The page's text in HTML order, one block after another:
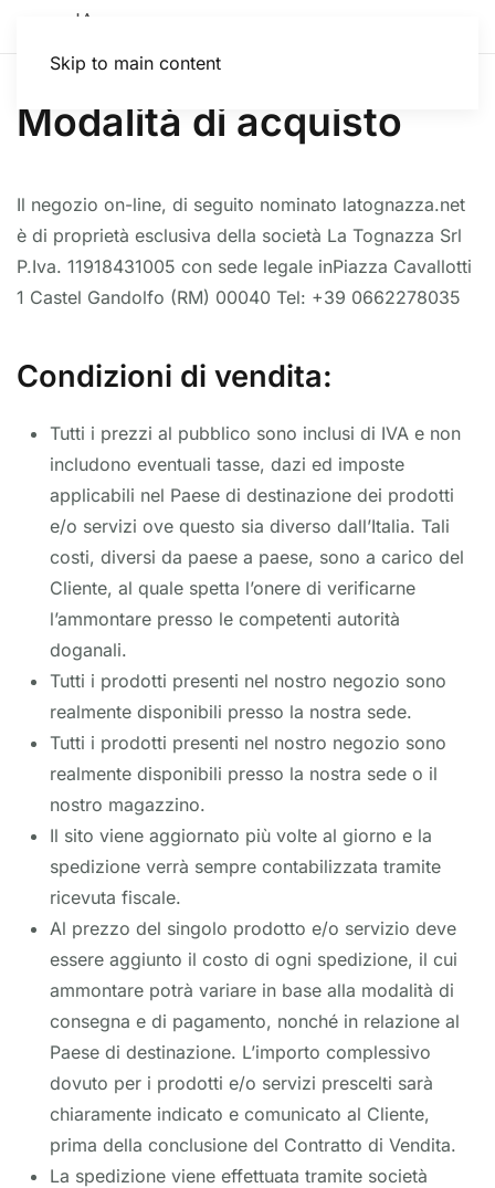
Skip to main content
Modalità di acquisto
Il negozio on-line, di seguito nominato latognazza.net
è di proprietà esclusiva della società La Tognazza Srl
P.Iva. 11918431005 con sede legale inPiazza Cavallotti
1 Castel Gandolfo (RM) 00040 Tel: +39 0662278035
Condizioni di vendita:
Tutti i prezzi al pubblico sono inclusi di IVA e non
includono eventuali tasse, dazi ed imposte
applicabili nel Paese di destinazione dei prodotti
e/o servizi ove questo sia diverso dall’Italia. Tali
costi, diversi da paese a paese, sono a carico del
Cliente, al quale spetta l’onere di verificarne
l’ammontare presso le competenti autorità
doganali.
Tutti i prodotti presenti nel nostro negozio sono
realmente disponibili presso la nostra sede.
Tutti i prodotti presenti nel nostro negozio sono
realmente disponibili presso la nostra sede o il
nostro magazzino.
Il sito viene aggiornato più volte al giorno e la
spedizione verrà sempre contabilizzata tramite
ricevuta fiscale.
Al prezzo del singolo prodotto e/o servizio deve
essere aggiunto il costo di ogni spedizione, il cui
ammontare potrà variare in base alla modalità di
consegna e di pagamento, nonché in relazione al
Paese di destinazione. L’importo complessivo
dovuto per i prodotti e/o servizi prescelti sarà
chiaramente indicato e comunicato al Cliente,
prima della conclusione del Contratto di Vendita.
La spedizione viene effettuata tramite società